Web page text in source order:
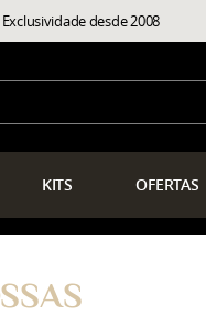
Exclusividade desde 2008
KITS OFERTAS